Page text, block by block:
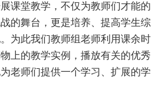
课堂教学，不仅为教师们才能的
的舞台，更是培养、提高学生综
为此我们教师组老师利用课余时
上的教学实例，播放有关的优秀
老师们提供一个学习、扩展的学